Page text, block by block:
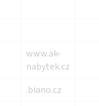
www.ak-
nabytek.cz
.biano.cz